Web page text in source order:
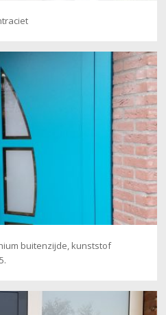
buitenzijde, kunststof